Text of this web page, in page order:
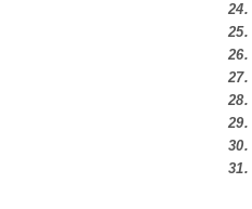
24.
25.
26.
27.
28.
29.
30.
31.